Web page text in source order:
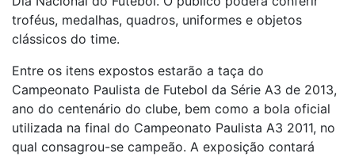
troféus, medalhas, quadros, uniformes e objetos
clássicos do time.
Entre os itens expostos estarão a taça do
Campeonato Paulista de Futebol da Série A3 de 2013,
ano do centenário do clube, bem como a bola oficial
utilizada na final do Campeonato Paulista A3 2011, no
qual consagrou-se campeão. A exposição contará